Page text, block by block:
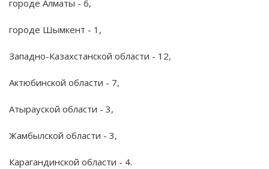
городе Алматы - 6,
городе Шымкент - 1,
Западно-Казахстанской области - 12,
Актюбинской области - 7,
Атырауской области - 3,
Жамбылской области - 3,
Карагандинской области - 4.